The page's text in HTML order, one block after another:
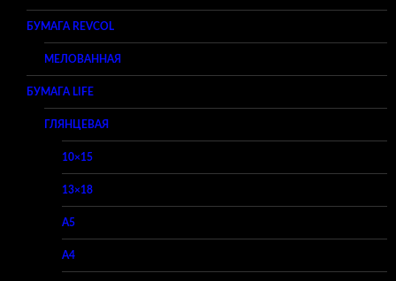
БУМАГА REVCOL
МЕЛОВАННАЯ
БУМАГА LIFE
ГЛЯНЦЕВАЯ
10×15
13×18
A5
A4